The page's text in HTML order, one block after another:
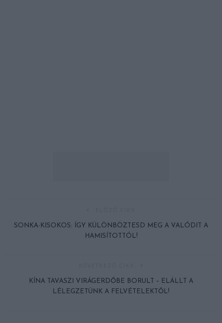
SONKA-KISOKOS: ÍGY KÜLÖNBÖZTESD MEG A VALÓDIT A
HAMISÍTOTTÓL!
KÍNA TAVASZI VIRÁGERDŐBE BORULT – ELÁLLT A
LÉLEGZETÜNK A FELVÉTELEKTŐL!